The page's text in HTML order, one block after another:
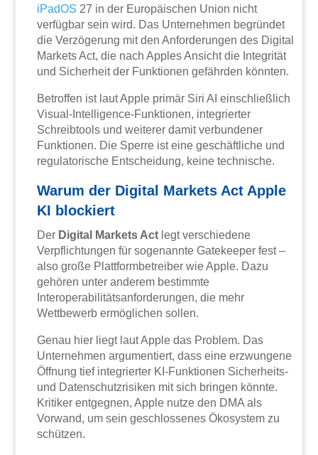
iPadOS 27 in der Europäischen Union nicht
verfügbar sein wird. Das Unternehmen begründet
die Verzögerung mit den Anforderungen des Digital
Markets Act, die nach Apples Ansicht die Integrität
und Sicherheit der Funktionen gefährden könnten.
Betroffen ist laut Apple primär Siri AI einschließlich
Visual-Intelligence-Funktionen, integrierter
Schreibtools und weiterer damit verbundener
Funktionen. Die Sperre ist eine geschäftliche und
regulatorische Entscheidung, keine technische.
Warum der Digital Markets Act Apple
KI blockiert
Der Digital Markets Act legt verschiedene
Verpflichtungen für sogenannte Gatekeeper fest –
also große Plattformbetreiber wie Apple. Dazu
gehören unter anderem bestimmte
Interoperabilitätsanforderungen, die mehr
Wettbewerb ermöglichen sollen.
Genau hier liegt laut Apple das Problem. Das
Unternehmen argumentiert, dass eine erzwungene
Öffnung tief integrierter KI-Funktionen Sicherheits-
und Datenschutzrisiken mit sich bringen könnte.
Kritiker entgegnen, Apple nutze den DMA als
Vorwand, um sein geschlossenes Ökosystem zu
schützen.